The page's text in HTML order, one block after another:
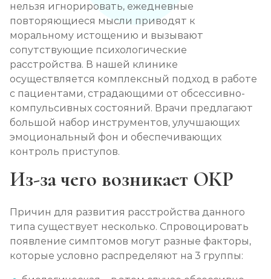
нельзя игнорировать, ежедневные
повторяющиеся мысли приводят к
моральному истощению и вызывают
сопутствующие психологические
расстройства. В нашей клинике
осуществляется комплексный подход в работе
с пациентами, страдающими от обсессивно-
компульсивных состояний. Врачи предлагают
большой набор инструментов, улучшающих
эмоциональный фон и обеспечивающих
контроль приступов.
Из-за чего возникает ОКР
Причин для развития расстройства данного
типа существует несколько. Спровоцировать
появление симптомов могут разные факторы,
которые условно распределяют на 3 группы: